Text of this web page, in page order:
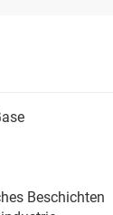
Beschichten